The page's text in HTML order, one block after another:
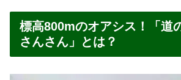
標高800mのオアシス！「道
さんさん」とは？